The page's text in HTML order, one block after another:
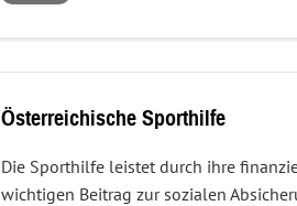
Österreichische
Österreichische Sporthilfe
Die Sporthilfe leistet durch ihre
wichtigen Beitrag zur sozialen